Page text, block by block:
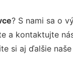
? S nami sa o
a kontaktujte
si aj ďalšie